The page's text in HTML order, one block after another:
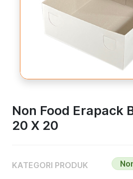
Non Food Erapack
20 X 20
KATEGORI PRODUK